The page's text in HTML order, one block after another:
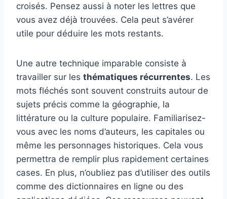
croisés. Pensez aussi à noter les lettres que
vous avez déjà trouvées. Cela peut s’avérer
utile pour déduire les mots restants.
Une autre technique imparable consiste à
travailler sur les thématiques récurrentes. Les
mots fléchés sont souvent construits autour de
sujets précis comme la géographie, la
littérature ou la culture populaire. Familiarisez-
vous avec les noms d’auteurs, les capitales ou
même les personnages historiques. Cela vous
permettra de remplir plus rapidement certaines
cases. En plus, n’oubliez pas d’utiliser des outils
comme des dictionnaires en ligne ou des